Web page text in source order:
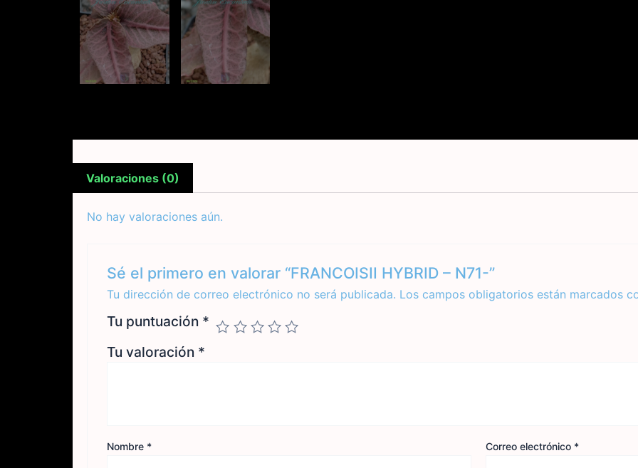
Valoraciones (0)
No hay valoraciones aún.
Sé el primero en valorar “FRANCOISII HYBRID – N71-”
Tu dirección de correo electrónico no será publicada. Los campos obligatorios están marcados
Tu puntuación *
Tu valoración *
Nombre * Correo electrónico *